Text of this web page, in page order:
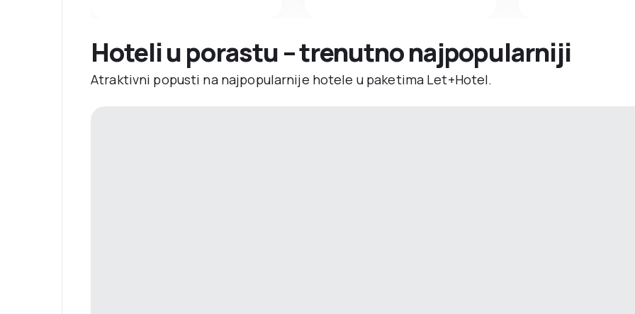
Hoteli u porastu – trenutno najpopularniji
Atraktivni popusti na najpopularnije hotele u paketima Let+Hotel.